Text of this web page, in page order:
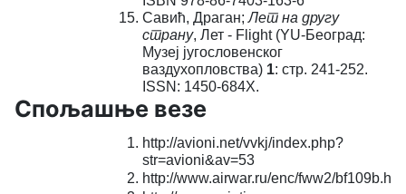
Савић, Драган;Лет на другу
страну, Лет - Flight(YU-Београд:
Музеј југословенског
ваздухопловства) 1: стр. 241-252.
ISSN: 1450-684X.
Спољашње везе
http://avioni.net/vvkj/index.php?
str=avioni&av=53
http://www.airwar.ru/enc/fww2/